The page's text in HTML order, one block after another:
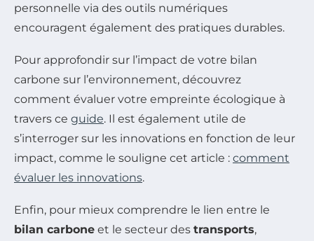
personnelle via des outils numériques
encouragent également des pratiques durables.
Pour approfondir sur l’impact de votre bilan
carbone sur l’environnement, découvrez
comment évaluer votre empreinte écologique à
travers ce guide. Il est également utile de
s’interroger sur les innovations en fonction de leur
impact, comme le souligne cet article : comment
évaluer les innovations.
Enfin, pour mieux comprendre le lien entre le
bilan carbone et le secteur des transports,